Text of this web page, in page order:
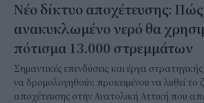
Νέο δίκτυο αποχέτευσης:
ανακυκλωμένο νερό θα
πότισμα 13.000 στρεμμάτων
Σημαντικές επενδύσεις και έργα
να δρομολογηθούν, προκειμένου να λυθεί το
αποχέτευσης στην Ανατολική Αττική που